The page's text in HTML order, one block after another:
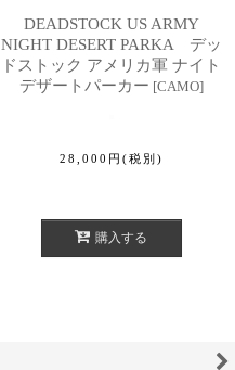
DEADSTOCK US ARMY
NIGHT DESERT PARKA デッ
ドストック アメリカ軍 ナイト
デザートパーカー [CAMO]
28,000 円 (税別)
購入する